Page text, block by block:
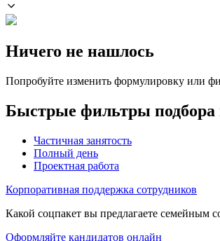
Ничего не нашлось
Попробуйте изменить формулировку или
Быстрые фильтры подбора
Частичная занятость
Полный день
Проектная работа
Корпоративная поддержка сотрудников
Какой соцпакет вы предлагаете семейным
Оформляйте кандидатов онлайн